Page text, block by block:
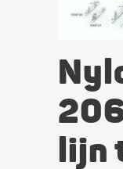
lijn